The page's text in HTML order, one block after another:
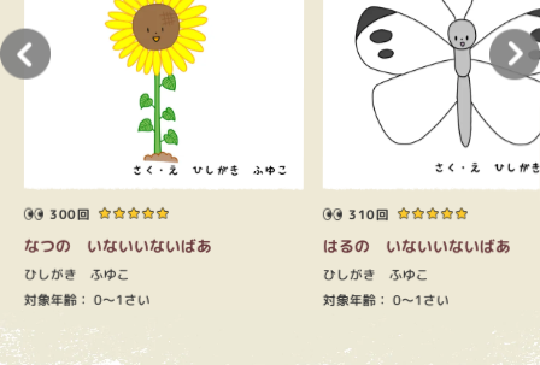
300回
なつの いないいないばあ
ひしがき ふゆこ
対象年齢： 0～1さい
310回
はるの いないいないばあ
ひしがき ふゆこ
対象年齢： 0～1さい